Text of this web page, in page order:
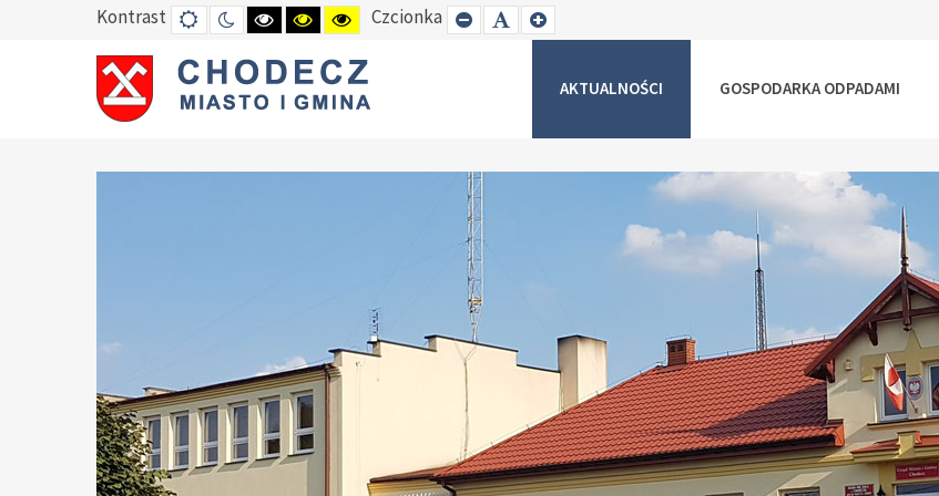
Kontrast DEFAULT
MODE
TRYB
NOCNY
HIGH
CONTRAST
BLACK
WHITE
MODE
HIGH
CONTRAST
BLACK
YELLOW
MODE
HIGH
CONTRAST
YELLOW
BLACK
MODE
Czcionka SET
SMALLER
SET
DEFAULT
SET
LARGER
AKTUALNOŚCI GOSPODARKA ODPADAMI